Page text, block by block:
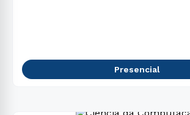
Presencial